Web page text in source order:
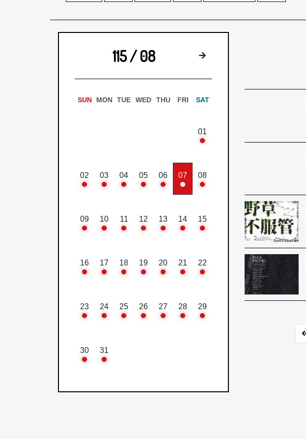
115 / 08 下個月
SUN MON TUE WED THU FRI SAT
01
02 03 04 05 06 07 08
09 10 11 12 13 14 15
16 17 18 19 20 21 22
23 24 25 26 27 28 29
30 31